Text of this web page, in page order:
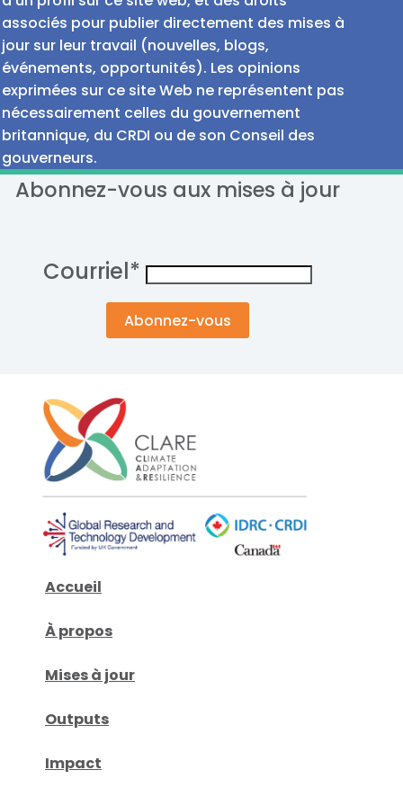
associés pour publier directement des mises à
jour sur leur travail (nouvelles, blogs,
événements, opportunités). Les opinions
exprimées sur ce site Web ne représentent pas
nécessairement celles du gouvernement
britannique, du CRDI ou de son Conseil des
gouverneurs.
Abonnez-vous aux mises à jour
Courriel*
Accueil
À propos
Mises à jour
Outputs
Impact